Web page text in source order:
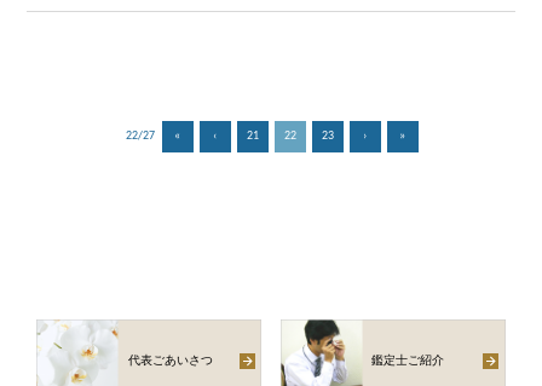
22/27 « ‹ 21 22 23 › »
代表ごあいさつ 鑑定士ご紹介